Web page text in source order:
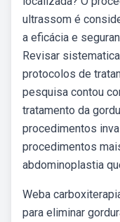
ultrassom é
a eficácia e
Revisar
protocolos de
pesquisa contou
tratamento da
procedimentos
procedimentos
abdominoplastia
Weba
para eliminar